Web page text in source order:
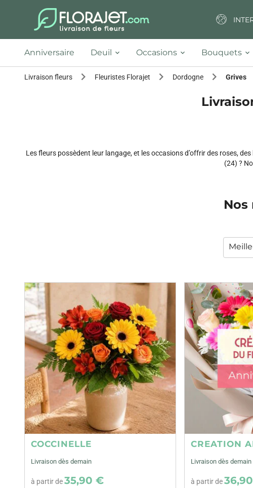
Anniversaire Deuil Occasions Bouquets
Livraison fleurs Fleuristes Florajet Dordogne Grives
Les fleurs possèdent leur langage, et les occasions d’offrir des roses,
(24) ?
Nos
COCCINELLE
Livraison dès demain
à partir de35,90 €
CREATION
Livraison dès demain
à partir de